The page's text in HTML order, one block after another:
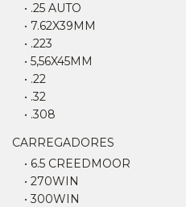
• .25 AUTO
• 7.62X39MM
• .223
• 5,56X45MM
• .22
• .32
• .308
CARREGADORES
• 6.5 CREEDMOOR
• 270WIN
• 300WIN